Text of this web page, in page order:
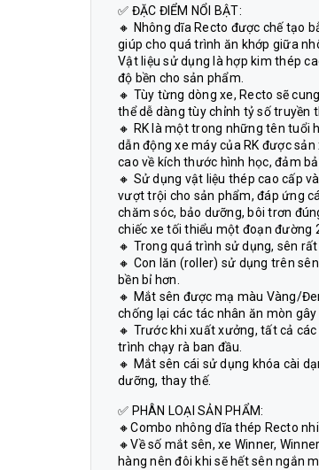
✅ ĐẶC ĐIỂM NỔI BẬT:
🔸 Nhông dĩa Recto được chế tạo
giúp cho quá trình ăn khớp giữa
Vật liệu sử dụng là hợp kim thép
độ bền cho sản phẩm.
🔸 Tùy từng dòng xe, Recto sẽ
thể dễ dàng tùy chỉnh tỷ số truyền
🔸 RK là một trong những tên tuổi
dẫn động xe máy của RK được
cao về kích thước hình học, đảm
🔸 Sử dụng vật liệu thép cao cấp
vượt trội cho sản phẩm, đáp ứng
chăm sóc, bảo dưỡng, bôi trơn
chiếc xe tối thiểu một đoạn đường
🔸 Trong quá trình sử dụng, sên
🔸 Con lăn (roller) sử dụng trên
bền bỉ hơn.
🔸 Mắt sên được mạ màu Vàng/
chống lại các tác nhân ăn mòn
🔸 Trước khi xuất xưởng, tất cả
trình chạy rà ban đầu.
🔸 Mắt sên cái sử dụng khóa cài
dưỡng, thay thế.
✅ PHÂN LOẠI SẢN PHẨM:
🔸Combo nhông dĩa thép Recto
🔸Về số mắt sên, xe Winner,
hàng nên đôi khi sẽ hết sên ngắn